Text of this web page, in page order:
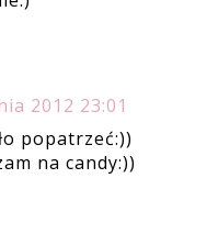
2012 23:01
popatrzeć:))
na candy:))